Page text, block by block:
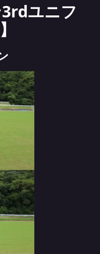
3rdユニフ